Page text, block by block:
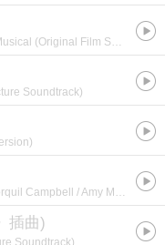
(Original Film Soundtrack)
Soundtrack)
StarS / Chris Seligman / Evan Cranley / Torquil Campbell / Amy Millan / Pat McGee
插曲)
Soundtrack)